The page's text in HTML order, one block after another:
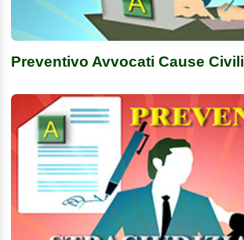
Preventivo Avvocati Cause Civili